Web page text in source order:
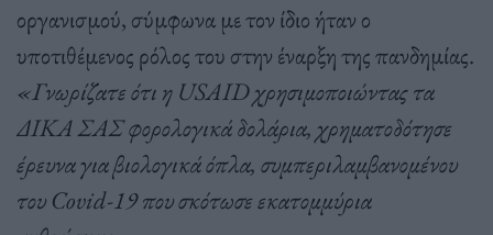
οργανισμού, σύμφωνα με τον ίδιο ήταν ο
υποτιθέμενος ρόλος του στην έναρξη της πανδημίας.
«Γνωρίζατε ότι η USAID χρησιμοποιώντας τα
ΔΙΚΑ ΣΑΣ φορολογικά δολάρια, χρηματοδότησε
έρευνα για βιολογικά όπλα, συμπεριλαμβανομένου
του Covid-19 που σκότωσε εκατομμύρια